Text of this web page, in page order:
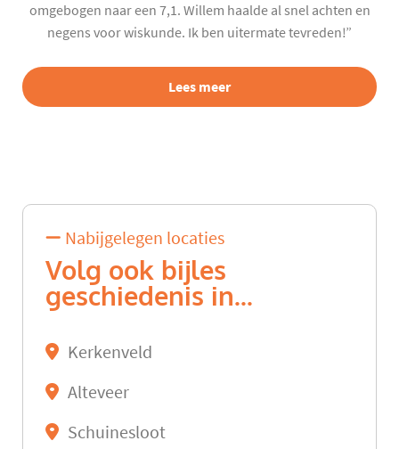
omgebogen naar een 7,1. Willem haalde al snel achten en
negens voor wiskunde. Ik ben uitermate tevreden!”
Lees meer
Nabijgelegen locaties
Volg ook bijles
geschiedenis in...
Kerkenveld
Alteveer
Schuinesloot